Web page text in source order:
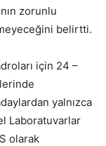
zorunlu
belirtti.
için 24 –
yalnızca
Laboratuvarlar
olarak